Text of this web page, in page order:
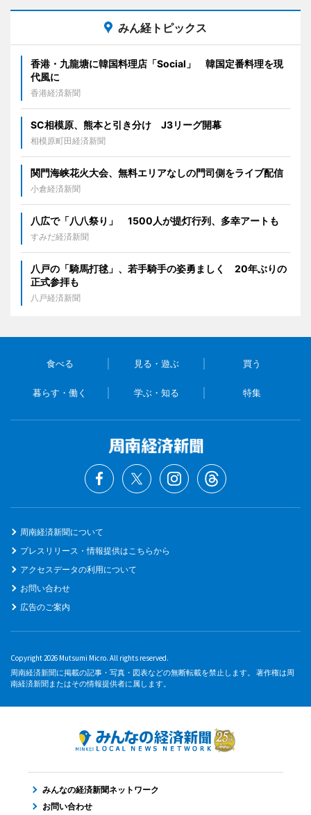
みん経トピックス
香港・九龍塘に韓国料理店「Social」 韓国定番料理を現
代風に
香港経済新聞
SC相模原、熊本と引き分け J3リーグ開幕
相模原町田経済新聞
関門海峡花火大会、無料エリアなしの門司側をライブ配信
小倉経済新聞
八広で「八八祭り」 1500人が提灯行列、多幸アートも
すみだ経済新聞
八戸の「騎馬打毬」、若手騎手の姿勇ましく 20年ぶりの
正式参拝も
八戸経済新聞
食べる 見る・遊ぶ 買う
暮らす・働く 学ぶ・知る 特集
周南経済新聞について
プレスリリース・情報提供はこちらから
アクセスデータの利用について
お問い合わせ
広告のご案内
Copyright 2026 Mutsumi Micro. All rights reserved.
周南経済新聞に掲載の記事・写真・図表などの無断転載を禁止します。 著作権は周
南経済新聞またはその情報提供者に属します。
みんなの経済新聞ネットワーク
お問い合わせ